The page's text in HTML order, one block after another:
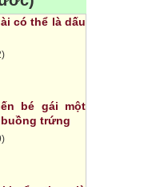
có thể là dấu
bé gái một
trứng